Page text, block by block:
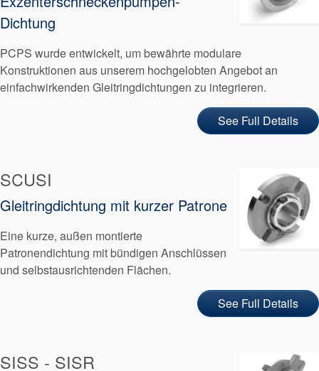
Dichtung
PCPS wurde entwickelt, um bewährte modulare
Konstruktionen aus unserem hochgelobten Angebot an
einfachwirkenden Gleitringdichtungen zu integrieren.
See Full Details
SCUSI
Gleitringdichtung mit kurzer Patrone
Eine kurze, außen montierte
Patronendichtung mit bündigen Anschlüssen
und selbstausrichtenden Flächen.
See Full Details
SISS - SISR